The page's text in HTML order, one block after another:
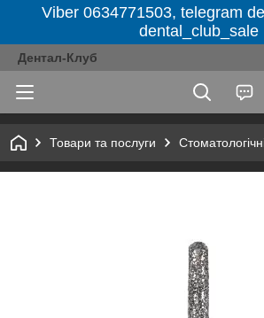
Viber 0634771503, telegram
dental_club_sale
Дентал-Клуб
Товари та послуги